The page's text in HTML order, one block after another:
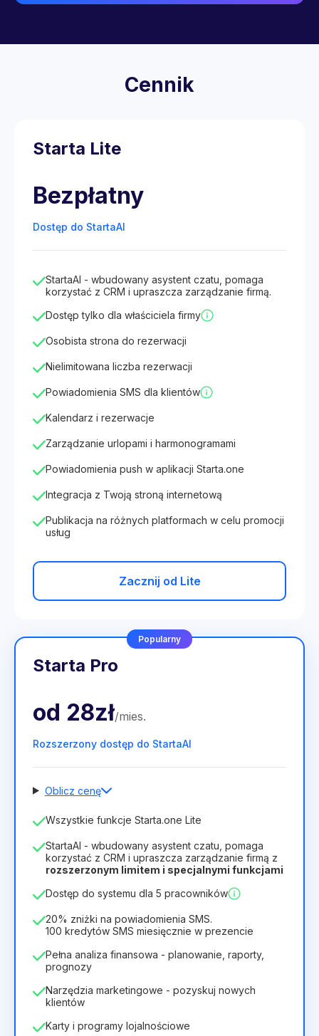
Cennik
Starta Lite
Bezpłatny
Dostęp do StartaAI
StartaAI - wbudowany asystent czatu, pomaga
korzystać z CRM i upraszcza zarządzanie firmą.
Dostęp tylko dla właściciela firmy
Osobista strona do rezerwacji
Nielimitowana liczba rezerwacji
Powiadomienia SMS dla klientów
Kalendarz i rezerwacje
Zarządzanie urlopami i harmonogramami
Powiadomienia push w aplikacji Starta.one
Integracja z Twoją stroną internetową
Publikacja na różnych platformach w celu promocji
usług
Zacznij od Lite
Popularny
Starta Pro
od 28zł/mies.
Rozszerzony dostęp do StartaAI
Oblicz cenę
Liczba pracowników
Czas trwania licencji
12 Months(zniżka -25%) Opłacalny
40zł28zł miesiąc
336zł za 12 Months
Wszystkie funkcje Starta.one Lite
StartaAI - wbudowany asystent czatu, pomaga
korzystać z CRM i upraszcza zarządzanie firmą z
rozszerzonym limitem i specjalnymi funkcjami
Dostęp do systemu dla 5 pracowników
20% zniżki na powiadomienia SMS.
100 kredytów SMS miesięcznie w prezencie
Pełna analiza finansowa - planowanie, raporty,
prognozy
Narzędzia marketingowe - pozyskuj nowych
klientów
Karty i programy lojalnościowe